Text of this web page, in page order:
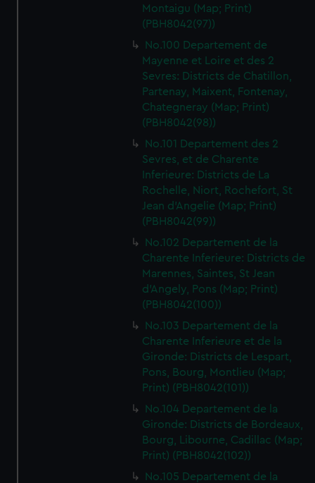
Montaigu (Map; Print)
(PBH8042(97))
No.100 Departement de
Mayenne et Loire et des 2
Sevres: Districts de Chatillon,
Partenay, Maixent, Fontenay,
Chategneray (Map; Print)
(PBH8042(98))
No.101 Departement des 2
Sevres, et de Charente
Inferieure: Districts de La
Rochelle, Niort, Rochefort, St
Jean d'Angelie (Map; Print)
(PBH8042(99))
No.102 Departement de la
Charente Inferieure: Districts de
Marennes, Saintes, St Jean
d'Angely, Pons (Map; Print)
(PBH8042(100))
No.103 Departement de la
Charente Inferieure et de la
Gironde: Districts de Lespart,
Pons, Bourg, Montlieu (Map;
Print) (PBH8042(101))
No.104 Departement de la
Gironde: Districts de Bordeaux,
Bourg, Libourne, Cadillac (Map;
Print) (PBH8042(102))
No.105 Departement de la